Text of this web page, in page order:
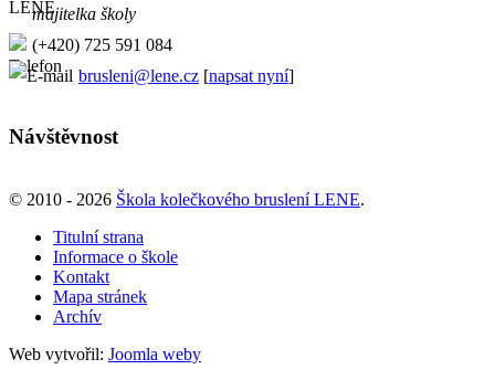
majitelka školy
(+420) 725 591 084
brusleni@lene.cz [napsat nyní]
Návštěvnost
© 2010 - 2026 Škola kolečkového bruslení LENE.
Titulní strana
Informace o škole
Kontakt
Mapa stránek
Archív
Web vytvořil: Joomla weby